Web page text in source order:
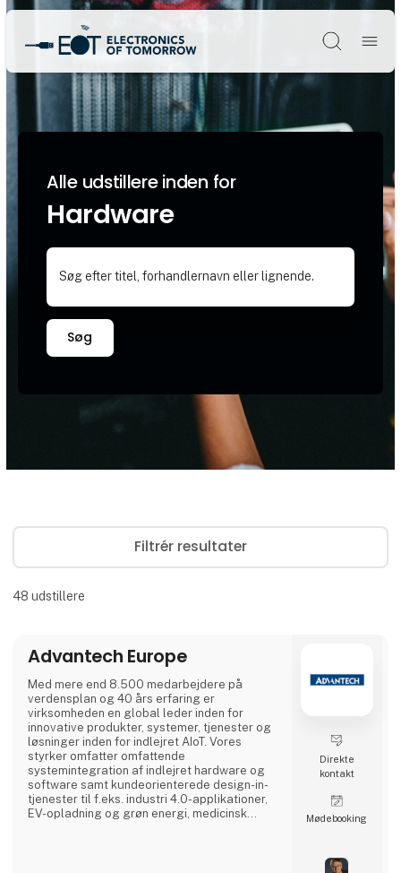
Søg
Alle udstillere inden for
Hardware
Søg efter titel, forhandlernavn eller lignende.
Søg
Filtrér resultater
48 udstillere
Advantech Europe
Med mere end 8.500 medarbejdere på
verdensplan og 40 års erfaring er
virksomheden en global leder inden for
innovative produkter, systemer, tjenester og
løsninger inden for indlejret AIoT. Vores
styrker omfatter omfattende
systemintegration af indlejret hardware og
software samt kundeorienterede design-in-
tjenester til f.eks. industri 4.0-applikationer,
EV-opladning og grøn energi, medicinsk
Direkte
kontakt
Møde­booking